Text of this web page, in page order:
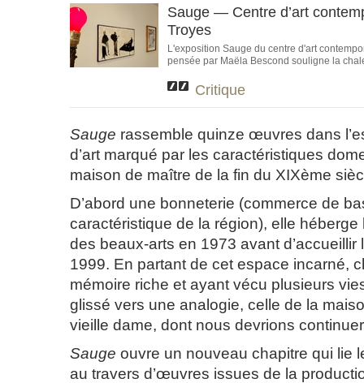
Sauge — Centre d’art
Troyes
L'exposition Sauge du centre d'art
pensée par Maëla Bescond souligne la
Critique
Sauge rassemble quinze œuvres dans
d’art marqué par les caractéristiques
maison de maître de la fin du XIXème
D’abord une bonneterie (commerce de
caractéristique de la région), elle héberge
des beaux-arts en 1973 avant d’accueillir
1999. En partant de cet espace incarné,
mémoire riche et ayant vécu plusieurs
glissé vers une analogie, celle de la
vieille dame, dont nous devrions
Sauge ouvre un nouveau chapitre qui lie
au travers d’œuvres issues de la